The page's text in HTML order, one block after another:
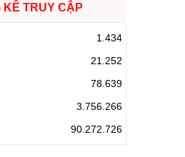
KÊ TRUY CẬP
1.434
21.252
78.639
3.756.266
90.272.726